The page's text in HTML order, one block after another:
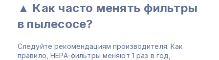
▲ Как часто менять фильтры
в пылесосе?
Следуйте рекомендациям производителя. Как
правило, НЕРА-фильтры меняют 1 раз в год,